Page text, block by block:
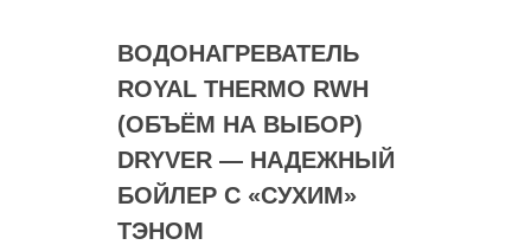
ВОДОНАГРЕВАТЕЛЬ
ROYAL THERMO RWH
(ОБЪЁМ НА ВЫБОР)
DRYVER — НАДЕЖНЫЙ
БОЙЛЕР С «СУХИМ»
ТЭНОМ